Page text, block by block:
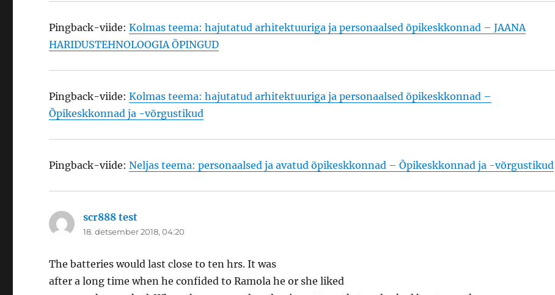
Pingback-viide:Kolmas teema: hajutatud arhitektuuriga ja personaalsed õpikeskkonnad – JAANA
HARIDUSTEHNOLOOGIA ÕPINGUD
Pingback-viide:Kolmas teema: hajutatud arhitektuuriga ja personaalsed õpikeskkonnad –
Õpikeskkonnad ja -võrgustikud
Pingback-viide:Neljas teema: personaalsed ja avatud õpikeskkonnad – Õpikeskkonnad ja -võrgustikud
scr888 test
18. detsember 2018, 04:20
The batteries would last close to ten hrs. It was
after a long time when he confided to Ramola he or she liked